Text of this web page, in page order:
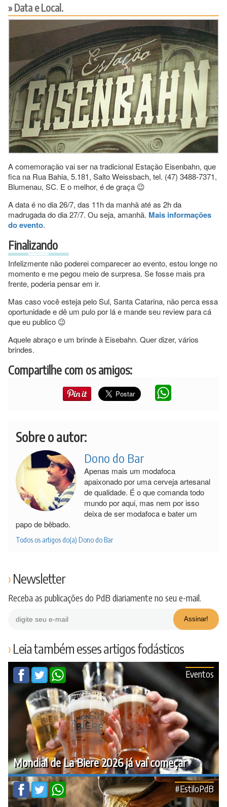
Data e Local.
A comemoração vai ser na tradicional Estação Eisenbahn, que
fica na Rua Bahia, 5.181, Salto Weissbach, tel. (47) 3488-7371,
Blumenau, SC. E o melhor, é de graça 😉
A data é no dia 26/7, das 11h da manhã até as 2h da
madrugada do dia 27/7. Ou seja, amanhã. Mais informações
do evento.
Finalizando
Infelizmente não poderei comparecer ao evento, estou longe no
momento e me pegou meio de surpresa. Se fosse mais pra
frente, poderia pensar em ir.
Mas caso você esteja pelo Sul, Santa Catarina, não perca essa
oportunidade e dê um pulo por lá e mande seu review para cá
que eu publico 😉
Aquele abraço e um brinde à Eisebahn. Quer dizer, vários
brindes.
Compartilhe com os amigos:
Sobre o autor:
Dono do Bar
Apenas mais um modafoca
apaixonado por uma cerveja artesanal
de qualidade. É o que comanda todo
mundo por aqui, mas nem por isso
deixa de ser modafoca e bater um
papo de bêbado.
Todos os artigos do(a) Dono do Bar
Newsletter
Receba as publicações do PdB diariamente no seu e-mail.
Leia também esses artigos fodásticos
Mondial de La Biere 2026 já vai começar
Eventos
#EstiloPdB